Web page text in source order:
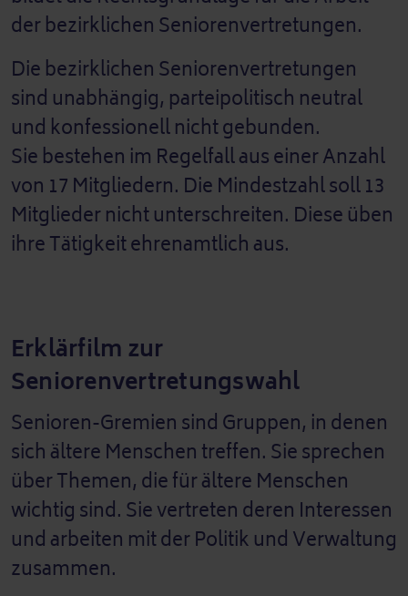
der bezirklichen Seniorenvertretungen.
Die bezirklichen Seniorenvertretungen
sind unabhängig, parteipolitisch neutral
und konfessionell nicht gebunden.
Sie bestehen im Regelfall aus einer Anzahl
von 17 Mitgliedern. Die Mindestzahl soll 13
Mitglieder nicht unterschreiten. Diese üben
ihre Tätigkeit ehrenamtlich aus.
Erklärfilm zur
Seniorenvertretungswahl
Senioren-Gremien sind Gruppen, in denen
sich ältere Menschen treffen. Sie sprechen
über Themen, die für ältere Menschen
wichtig sind. Sie vertreten deren Interessen
und arbeiten mit der Politik und Verwaltung
zusammen.